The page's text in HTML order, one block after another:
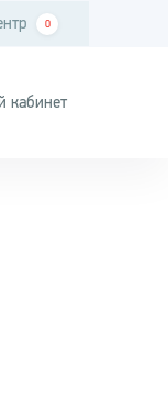
0
кабинет